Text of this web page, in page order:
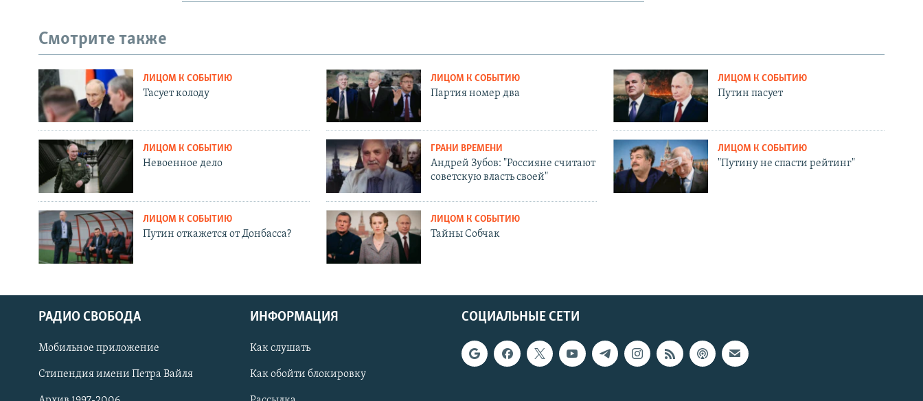
СОЦИАЛЬНЫЕ СЕТИ
Смотрите также
ЛИЦОМ К СОБЫТИЮ
Тасует колоду
ЛИЦОМ К СОБЫТИЮ
Партия номер два
ЛИЦОМ К СОБЫТИЮ
Путин пасует
ЛИЦОМ К СОБЫТИЮ
Невоенное дело
ГРАНИ ВРЕМЕНИ
Андрей Зубов: "Россияне считают
советскую власть своей"
ЛИЦОМ К СОБЫТИЮ
"Путину не спасти рейтинг"
ЛИЦОМ К СОБЫТИЮ
Путин откажется от Донбасса?
ЛИЦОМ К СОБЫТИЮ
Тайны Собчак
СОЦИАЛЬНЫЕ СЕТИ
РАДИО СВОБОДА
Мобильное приложение
Стипендия имени Петра Вайля
ИНФОРМАЦИЯ
Как слушать
Как обойти блокировку